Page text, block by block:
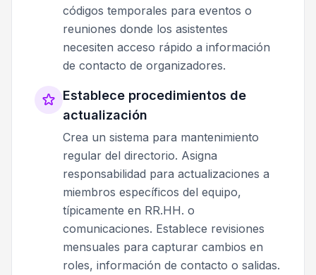
códigos temporales para eventos o
reuniones donde los asistentes
necesiten acceso rápido a información
de contacto de organizadores.
Establece procedimientos de
actualización
Crea un sistema para mantenimiento
regular del directorio. Asigna
responsabilidad para actualizaciones a
miembros específicos del equipo,
típicamente en RR.HH. o
comunicaciones. Establece revisiones
mensuales para capturar cambios en
roles, información de contacto o salidas.